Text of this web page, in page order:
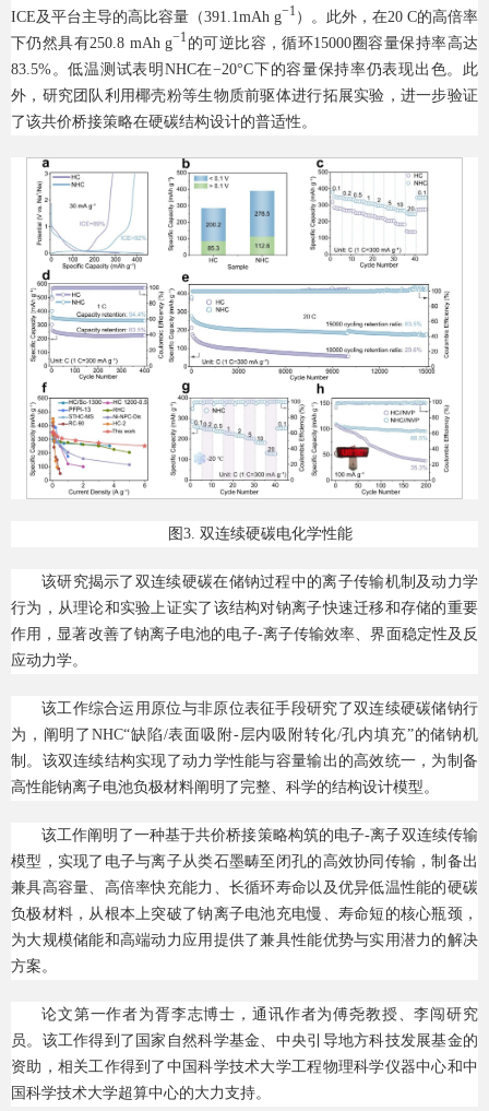
ICE及平台主导的高比容量（391.1mAh g−1 ）。此外，在20 C的高倍率
下仍然具有250.8 mAh g−1 的可逆比容，循环15000圈容量保持率高达
83.5%。低温测试表明NHC在−20°C下的容量保持率仍表现出色。此
外，研究团队利用椰壳粉等生物质前驱体进行拓展实验，进一步验证
了该共价桥接策略在硬碳结构设计的普适性。
图3. 双连续硬碳电化学性能
该研究揭示了双连续硬碳在储钠过程中的离子传输机制及动力学
行为，从理论和实验上证实了该结构对钠离子快速迁移和存储的重要
作用，显著改善了钠离子电池的电子-离子传输效率、界面稳定性及反
应动力学。
该工作综合运用原位与非原位表征手段研究了双连续硬碳储钠行
为，阐明了NHC“缺陷/表面吸附-层内吸附转化/孔内填充”的储钠机
制。该双连续结构实现了动力学性能与容量输出的高效统一，为制备
高性能钠离子电池负极材料阐明了完整、科学的结构设计模型。
该工作阐明了一种基于共价桥接策略构筑的电子-离子双连续传输
模型，实现了电子与离子从类石墨畴至闭孔的高效协同传输，制备出
兼具高容量、高倍率快充能力、长循环寿命以及优异低温性能的硬碳
负极材料，从根本上突破了钠离子电池充电慢、寿命短的核心瓶颈，
为大规模储能和高端动力应用提供了兼具性能优势与实用潜力的解决
方案。
论文第一作者为胥李志博士，通讯作者为傅尧教授、李闯研究
员。该工作得到了国家自然科学基金、中央引导地方科技发展基金的
资助，相关工作得到了中国科学技术大学工程物理科学仪器中心和中
国科学技术大学超算中心的大力支持。